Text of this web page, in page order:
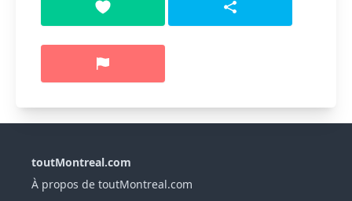
toutMontreal.com
À propos de toutMontreal.com